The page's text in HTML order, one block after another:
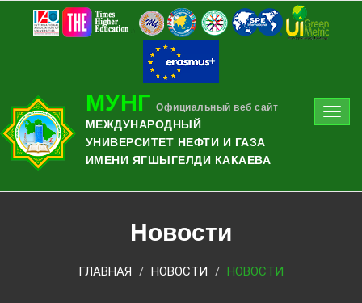
МУНГ Официальный веб сайт
МЕЖДУНАРОДНЫЙ
УНИВЕРСИТЕТ НЕФТИ И ГАЗА
ИМЕНИ ЯГШЫГЕЛДИ КАКАЕВА
Новости
ГЛАВНАЯ НОВОСТИ НОВОСТИ